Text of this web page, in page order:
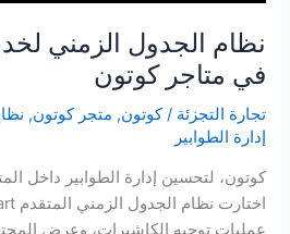
نظام الجدول الزمني
في متاجر كوتون
تجارة التجزئة /كوتون, متجر كوتون,
إدارة الطوابير
كوتون، لتحسين إدارة الطوابير داخل
عمليات توجيه الكاشيرات، وعرض